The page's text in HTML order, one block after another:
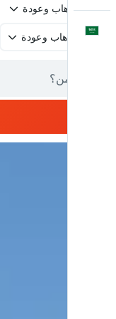
العَرَبِيَّة
رحلة ذهاب وعودة
رحلة ذهاب وعودة